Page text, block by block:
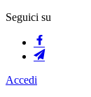
Seguici su
Accedi